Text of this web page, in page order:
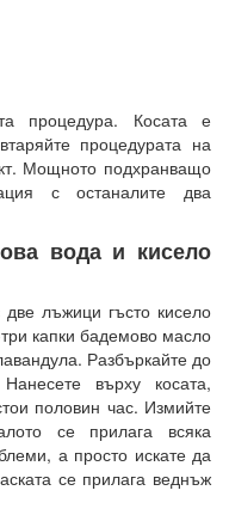
процедура. Косата е
процедурата на
Мощното подхранващо
с останалите два
вода и кисело
лъжици гъсто кисело
капки бадемово масло
Разбъркайте до
върху косата,
половин час. Измийте
се прилага всяка
а просто искате да
се прилага веднъж